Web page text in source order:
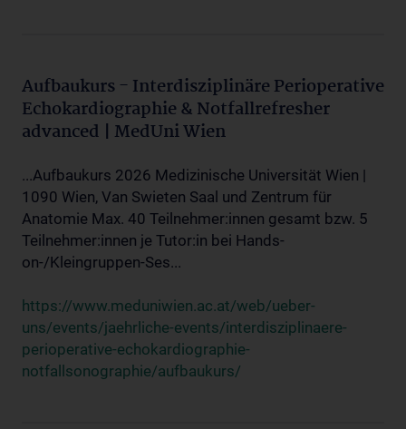
Aufbaukurs - Interdisziplinäre Perioperative
Echokardiographie & Notfallrefresher
advanced | MedUni Wien
...Aufbaukurs 2026 Medizinische Universität Wien |
1090 Wien, Van Swieten Saal und Zentrum für
Anatomie Max. 40 Teilnehmer:innen gesamt bzw. 5
Teilnehmer:innen je Tutor:in bei Hands-
on-/Kleingruppen-Ses...
https://www.meduniwien.ac.at/web/ueber-
uns/events/jaehrliche-events/interdisziplinaere-
perioperative-echokardiographie-
notfallsonographie/aufbaukurs/